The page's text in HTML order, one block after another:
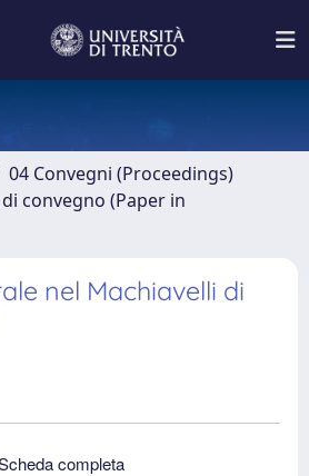
04 Convegni (Proceedings)
convegno (Paper in
nel Machiavelli di
completa